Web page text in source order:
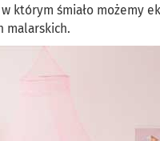
którym śmiało możemy
malarskich.